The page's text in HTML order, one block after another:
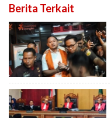
Berita Terkait